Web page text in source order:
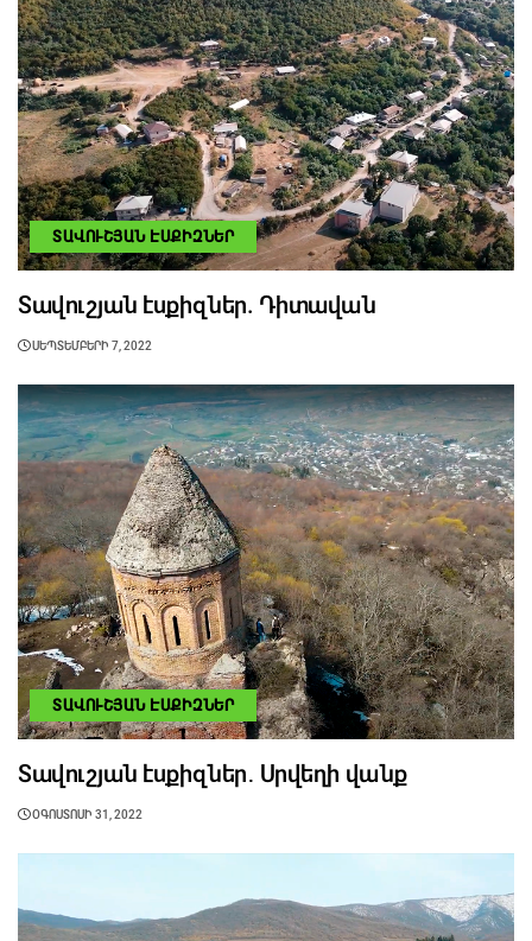
ՏԱՎՈՒՇՅԱՆ ԷՍՔԻԶՆԵՐ
Տավուշյան էսքիզներ. Դիտավան
ՍԵՊՏԵՄԲԵՐԻ 7, 2022
ՏԱՎՈՒՇՅԱՆ ԷՍՔԻԶՆԵՐ
Տավուշյան էսքիզներ․ Սրվեղի վանք
ՕԳՈՍՏՈՍԻ 31, 2022